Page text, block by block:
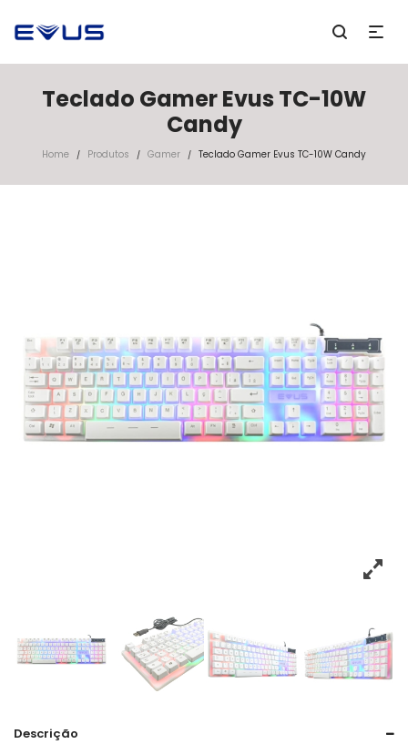
Teclado Gamer Evus TC-10W
Candy
Home / Produtos / Gamer / Teclado Gamer Evus TC-10W Candy
Descrição